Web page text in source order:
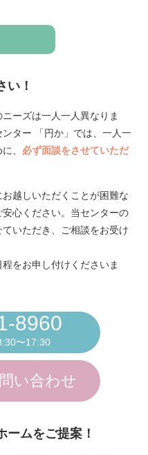
い！
ーズは一人一人異なりま
ター 「円か」では、一人一
、 必ず面談をさせていただ
越しいただくことが困難な
心ください。当センターの
いただき、ご相談をお受け
をお申し付けくださいま
8960
〜17:30
い合わせ
ームをご提案！